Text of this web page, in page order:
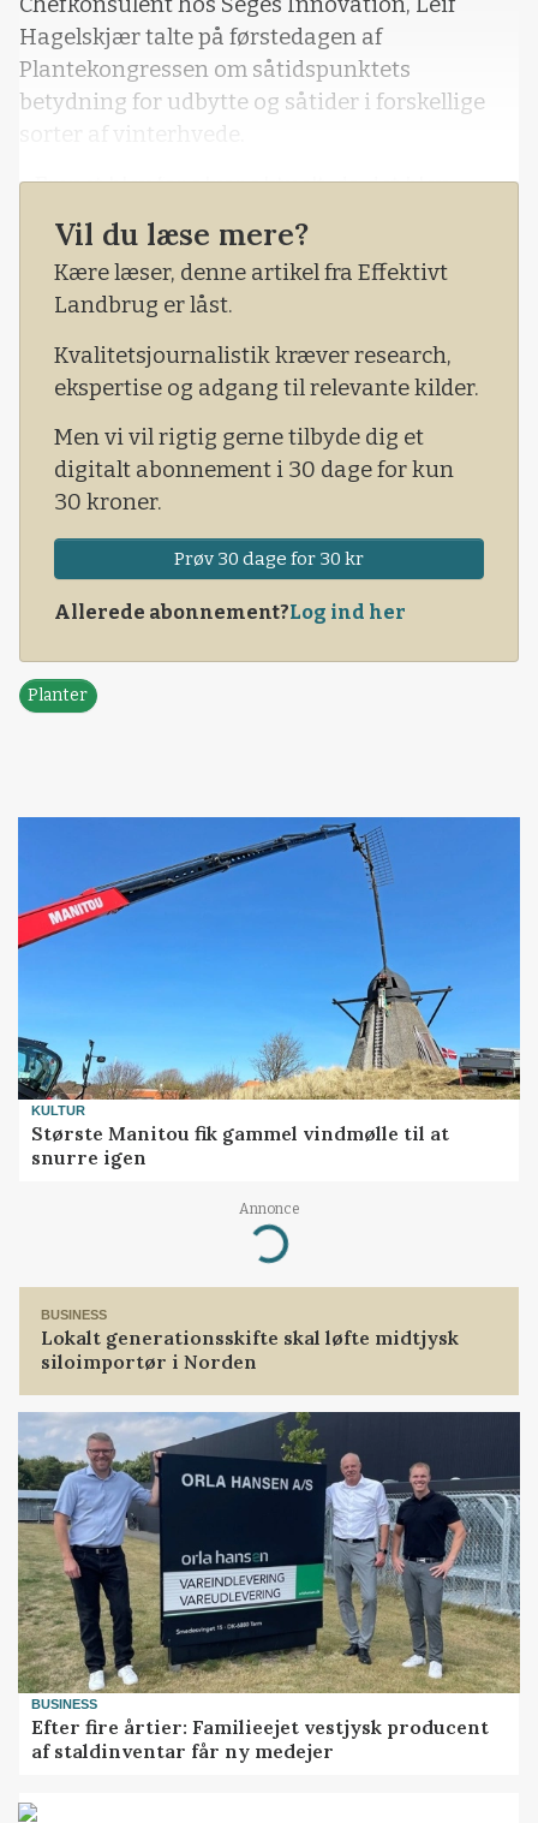
Hagelskjær talte på førstedagen af
Plantekongressen om såtidspunktets
betydning for udbytte og såtider i forskellige
sorter af vinterhvede.
- Emnet blev for alvor aktuelt, da det blev
indført, at man kunne erstatte nogle af
efterafgrøderne med tidlig såning, sagde han
og fremhævede, at den tidlige såning ligeledes
var med det forventede formål, at man kunne
øge det potentielle udbytte.
Vil du læse mere?
Kære læser, denne artikel fra Effektivt
Landbrug er låst.
Kvalitetsjournalistik kræver research,
ekspertise og adgang til relevante kilder.
Men vi vil rigtig gerne tilbyde dig et
digitalt abonnement i 30 dage for kun
30 kroner.
Prøv 30 dage for 30 kr
Allerede abonnement?Log ind her
Planter
KULTUR
Største Manitou fik gammel vindmølle til at
snurre igen
Annonce
Loading...
BUSINESS
Lokalt generationsskifte skal løfte midtjysk
siloimportør i Norden
BUSINESS
Efter fire årtier: Familieejet vestjysk producent
af staldinventar får ny medejer